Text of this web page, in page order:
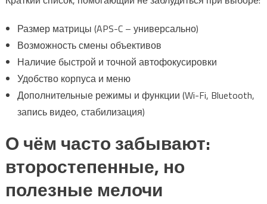
Размер матрицы (APS-C – универсально)
Возможность смены объективов
Наличие быстрой и точной автофокусировки
Удобство корпуса и меню
Дополнительные режимы и функции (Wi-Fi, Bluetooth,
запись видео, стабилизация)
О чём часто забывают:
второстепенные, но
полезные мелочи